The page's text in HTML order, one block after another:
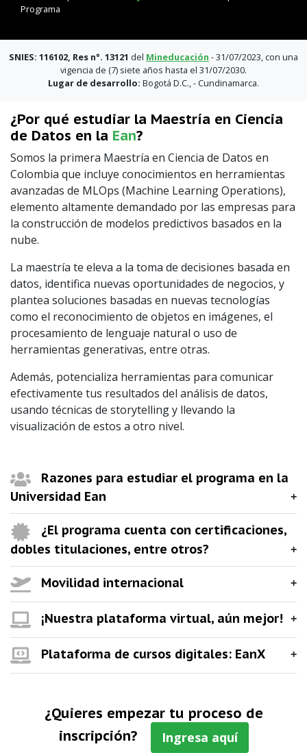
Programa
SNIES: 116102, Res n°. 13121 del Mineducación - 31/07/2023, con una
vigencia de (7) siete años hasta el 31/07/2030.
Lugar de desarrollo: Bogotá D.C., - Cundinamarca.
¿Por qué estudiar la Maestría en Ciencia
de Datos en la Ean?
Somos la primera Maestría en Ciencia de Datos en
Colombia que incluye conocimientos en herramientas
avanzadas de MLOps (Machine Learning Operations),
elemento altamente demandado por las empresas para
la construcción de modelos predictivos basados en la
nube.
La maestría te eleva a la toma de decisiones basada en
datos, identifica nuevas oportunidades de negocios, y
plantea soluciones basadas en nuevas tecnologías
como el reconocimiento de objetos en imágenes, el
procesamiento de lenguaje natural o uso de
herramientas generativas, entre otras.
Además, potencializa herramientas para comunicar
efectivamente tus resultados del análisis de datos,
usando técnicas de storytelling y llevando la
visualización de estos a otro nivel.
Razones para estudiar el programa en la
Universidad Ean
¿El programa cuenta con certificaciones,
dobles titulaciones, entre otros?
Movilidad internacional
¡Nuestra plataforma virtual, aún mejor!
Plataforma de cursos digitales: EanX
¿Quieres empezar tu proceso de
inscripción?
Ingresa aquí